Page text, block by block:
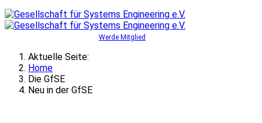
Werde Mitglied
Aktuelle Seite:
Home
Die GfSE
Neu in der GfSE